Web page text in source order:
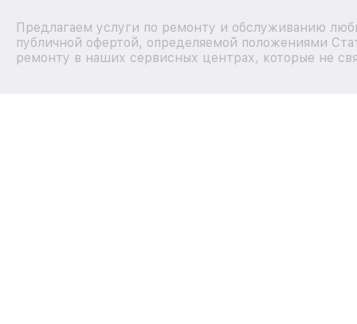
Предлагаем услуги по ремонту и обслуживанию
публичной офертой, определяемой положениями
ремонту в наших сервисных центрах, которые не